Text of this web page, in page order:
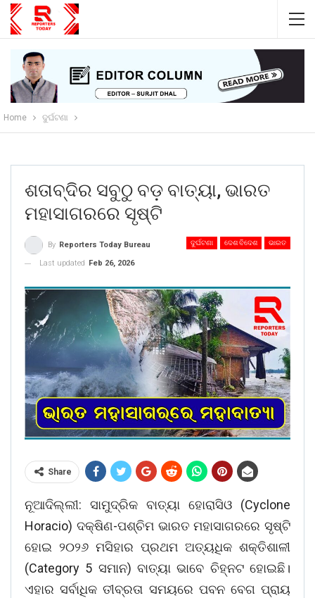
Home ଦୁର୍ଘଟଣା
ଶତାବ୍ଦିର ସବୁଠୁ ବଡ଼ ବାତ୍ୟା, ଭାରତ
ମହାସାଗରରେ ସୃଷ୍ଟି
ଦୁର୍ଘଟଣା ଦେଶ ବିଦେଶ ଭାରତ
By Reporters Today Bureau
Last updated
Feb 26, 2026
Share
ନୂଆଦିଲ୍ଲୀ: ସାମୁଦ୍ରିକ ବାତ୍ୟା ହୋରାସିଓ (Cyclone
Horacio) ଦକ୍ଷିଣ-ପଶ୍ଚିମ ଭାରତ ମହାସାଗରରେ ସୃଷ୍ଟି
ହୋଇ ୨୦୨୬ ମସିହାର ପ୍ରଥମ ଅତ୍ୟଧିକ ଶକ୍ତିଶାଳୀ
(Category 5 ସମାନ) ବାତ୍ୟା ଭାବେ ଚିହ୍ନଟ ହୋଇଛି।
ଏହାର ସର୍ବାଧିକ ତୀବ୍ରତା ସମୟରେ ପବନ ବେଗ ପ୍ରାୟ